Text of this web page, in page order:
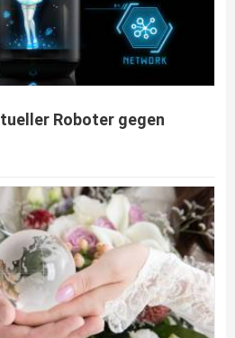
Roboter gegen